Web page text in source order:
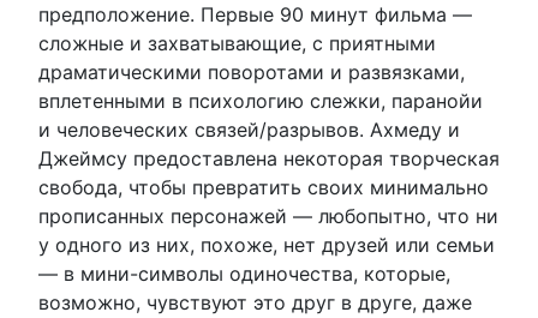
предположение. Первые 90 минут фильма —
сложные и захватывающие, с приятными
драматическими поворотами и развязками,
вплетенными в психологию слежки, паранойи
и человеческих связей/разрывов. Ахмеду и
Джеймсу предоставлена ​​некоторая творческая
свобода, чтобы превратить своих минимально
прописанных персонажей — любопытно, что ни
у одного из них, похоже, нет друзей или семьи
— в мини-символы одиночества, которые,
возможно, чувствуют это друг в друге, даже